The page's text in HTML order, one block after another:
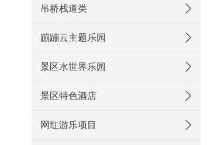
吊桥栈道类
蹦蹦云主题乐园
景区水世界乐园
景区特色酒店
网红游乐项目